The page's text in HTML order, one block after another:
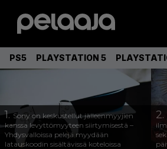
PS5 PLAYSTATION 5
1.Sony on keskustellut jälleenmyyjien
kanssa levyttömyyteen siirtymisestä –
Yhdysvalloissa pelejä myydään
latauskoodin sisältävissä koteloissa
2.